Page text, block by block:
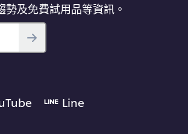
及免費試用品等資訊。
Line